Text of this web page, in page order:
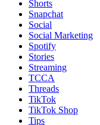
Shorts
Snapchat
Social
Social Marketing
Spotify
Stories
Streaming
TCCA
Threads
TikTok
TikTok Shop
Tips